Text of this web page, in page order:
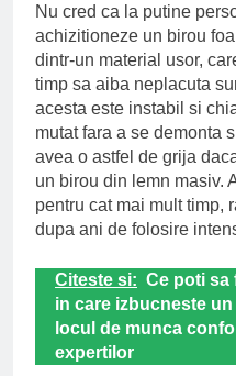
Nu cred ca la putine
achizitioneze un birou
dintr-un material usor,
timp sa aiba neplacuta
acesta este instabil si
mutat fara a se demonta
avea o astfel de grija
un birou din lemn masiv.
pentru cat mai mult timp,
dupa ani de folosire
Citeste si: Ce poti sa
in care izbucneste
locul de munca
expertilor